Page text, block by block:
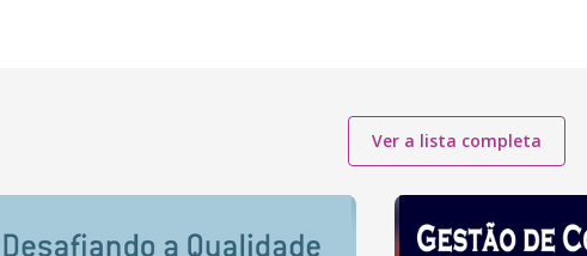
Ver a lista completa